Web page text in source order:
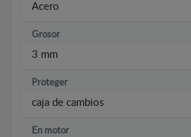
Acero
Grosor
3 mm
Proteger
caja de cambios
En motor